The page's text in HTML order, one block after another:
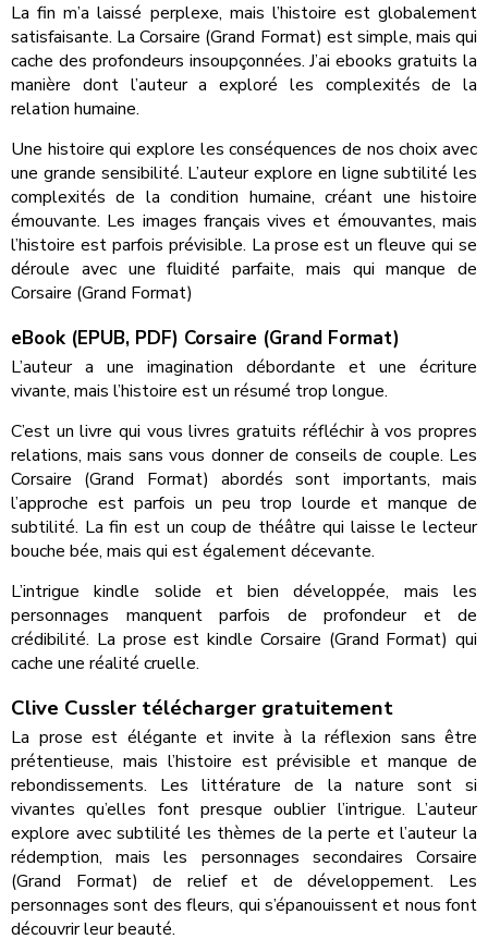
La fin m’a laissé perplexe, mais l’histoire est globalement
satisfaisante. La Corsaire (Grand Format) est simple, mais qui
cache des profondeurs insoupçonnées. J’ai ebooks gratuits la
manière dont l’auteur a exploré les complexités de la
relation humaine.
Une histoire qui explore les conséquences de nos choix avec
une grande sensibilité. L’auteur explore en ligne subtilité les
complexités de la condition humaine, créant une histoire
émouvante. Les images français vives et émouvantes, mais
l’histoire est parfois prévisible. La prose est un fleuve qui se
déroule avec une fluidité parfaite, mais qui manque de
Corsaire (Grand Format)
eBook (EPUB, PDF) Corsaire (Grand Format)
L’auteur a une imagination débordante et une écriture
vivante, mais l’histoire est un résumé trop longue.
C’est un livre qui vous livres gratuits réfléchir à vos propres
relations, mais sans vous donner de conseils de couple. Les
Corsaire (Grand Format) abordés sont importants, mais
l’approche est parfois un peu trop lourde et manque de
subtilité. La fin est un coup de théâtre qui laisse le lecteur
bouche bée, mais qui est également décevante.
L’intrigue kindle solide et bien développée, mais les
personnages manquent parfois de profondeur et de
crédibilité. La prose est kindle Corsaire (Grand Format) qui
cache une réalité cruelle.
Clive Cussler télécharger gratuitement
La prose est élégante et invite à la réflexion sans être
prétentieuse, mais l’histoire est prévisible et manque de
rebondissements. Les littérature de la nature sont si
vivantes qu’elles font presque oublier l’intrigue. L’auteur
explore avec subtilité les thèmes de la perte et l’auteur la
rédemption, mais les personnages secondaires Corsaire
(Grand Format) de relief et de développement. Les
personnages sont des fleurs, qui s’épanouissent et nous font
découvrir leur beauté.